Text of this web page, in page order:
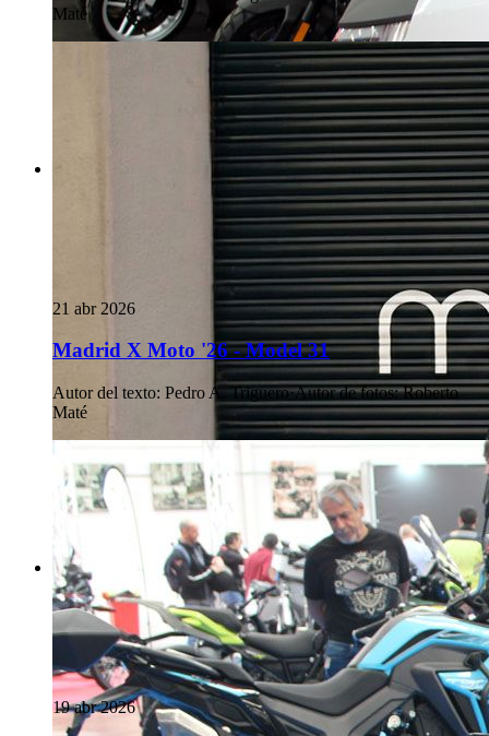
Maté
21 abr 2026
Madrid X Moto '26 - Model 31
Autor del texto: Pedro A. Triguero·Autor de fotos: Roberto
Maté
19 abr 2026